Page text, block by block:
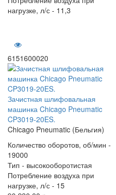
нагрузке, л/с - 11,3
6151600020
Зачистная шлифовальная
машинка Chicago Pneumatic
CP3019-20ES.
Chicago Pneumatic (Бельгия)
Количество оборотов, об/мин -
19000
Тип - высокооборотистая
Потребление воздуха при
нагрузке, л/с - 15